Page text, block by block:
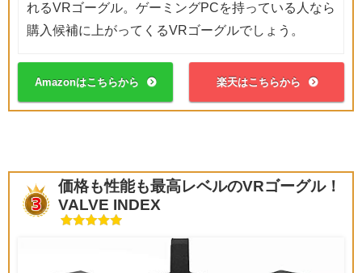
れるVRゴーグル。ゲーミングPCを持っている人なら
購入候補に上がってくるVRゴーグルでしょう。
Amazonはこちらから 楽天はこちらから
価格も性能も最高レベルのVRゴーグル！
VALVE INDEX